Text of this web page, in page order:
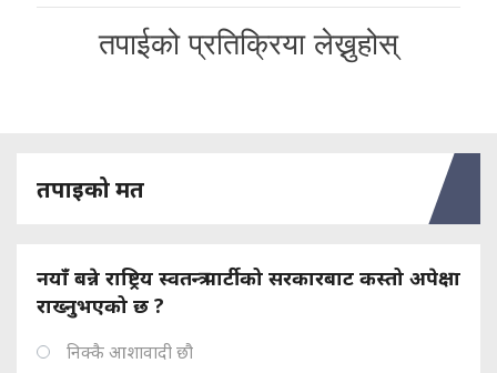
तपाईको प्रतिक्रिया लेख्नुहोस्
तपाइको मत
नयाँ बन्ने राष्ट्रिय स्वतन्त्र पार्टीको सरकारबाट कस्तो अपेक्षा
राख्नुभएको छ ?
निक्कै आशावादी छौ